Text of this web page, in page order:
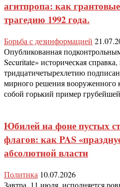
агитпропа: как
трагедию 1992 года.
Борьба с дезинформацией
Опубликованная
Securitate» историческая
тридцатичетырехлетию
мирного решения вооруженного
собой горький пример
Юбилей на фоне пустых
флагов: как PAS
абсолютной власти
Политика 10.07.2026
Завтра, 11 июля, исполняется